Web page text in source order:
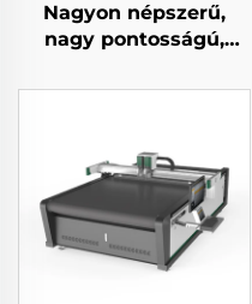
Nagyon népszerű,
nagy pontosságú,
CNC bőrvágó gép